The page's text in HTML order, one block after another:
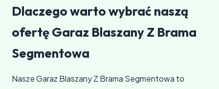
Dlaczego warto wybrać naszą
ofertę Garaz Blaszany Z Brama
Segmentowa
Nasze Garaz Blaszany Z Brama Segmentowa to